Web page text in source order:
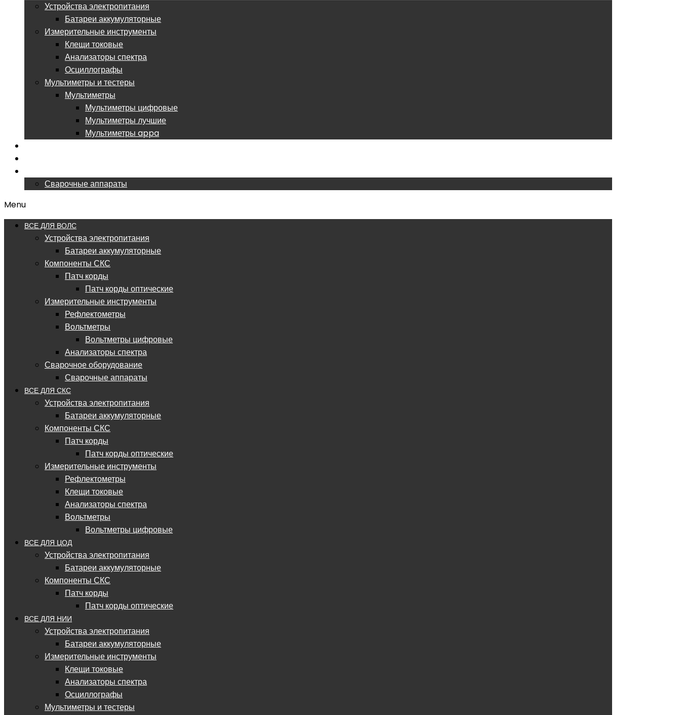
Устройства электропитания
Батареи аккумуляторные
Измерительные инструменты
Клещи токовые
Анализаторы спектра
Осциллографы
Мультиметры и тестеры
Мультиметры
Мультиметры цифровые
Мультиметры лучшие
Мультиметры appa
Сварочные аппараты
Menu
ВСЕ ДЛЯ ВОЛС
Устройства электропитания
Батареи аккумуляторные
Компоненты СКС
Патч корды
Патч корды оптические
Измерительные инструменты
Рефлектометры
Вольтметры
Вольтметры цифровые
Анализаторы спектра
Сварочное оборудование
Сварочные аппараты
ВСЕ ДЛЯ СКС
Устройства электропитания
Батареи аккумуляторные
Компоненты СКС
Патч корды
Патч корды оптические
Измерительные инструменты
Рефлектометры
Клещи токовые
Анализаторы спектра
Вольтметры
Вольтметры цифровые
ВСЕ ДЛЯ ЦОД
Устройства электропитания
Батареи аккумуляторные
Компоненты СКС
Патч корды
Патч корды оптические
ВСЕ ДЛЯ НИИ
Устройства электропитания
Батареи аккумуляторные
Измерительные инструменты
Клещи токовые
Анализаторы спектра
Осциллографы
Мультиметры и тестеры